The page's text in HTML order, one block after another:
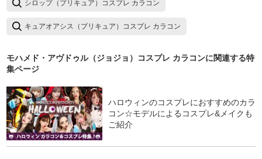
シロップ（プリキュア）コスプレ カラコン
キュアオアシス（プリキュア）コスプレ カラコン
モハメド・アヴドゥル（ジョジョ）コスプレ カラコンに関連する特
集ページ
ハロウィンのコスプレにおすすめのカラ
コン☆モデルによるコスプレ&メイクも
ご紹介